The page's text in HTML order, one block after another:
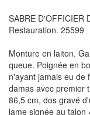
SABRE D'OFFICIER
Restauration. 25599
Monture en laiton.
queue. Poignée en
n'ayant jamais eu de
damas avec premier
86,5 cm, dos gravé
lame signée au talon